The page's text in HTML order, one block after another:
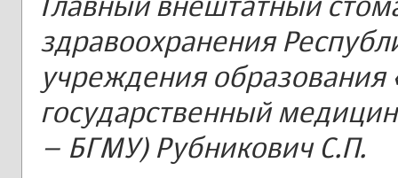
здравоохранения
учреждения образования
государственный
– БГМУ) Рубникович С.П.